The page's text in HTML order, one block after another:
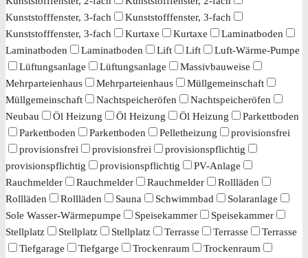
Kunststofffenster, 3-fach
Kunststofffenster, 3-fach
Kunststofffenster, 3-fach
Kurtaxe Kurtaxe
Laminatboden
Laminatboden
Laminatboden Lift Lift
Luft-Wärme-Pumpe
Lüftungsanlage
Lüftungsanlage
Massivbauweise
Mehrparteienhaus
Mehrparteienhaus
Müllgemeinschaft
Müllgemeinschaft
Nachtspeicheröfen
Nachtspeicheröfen
Neubau
Öl Heizung Öl Heizung Öl Heizung
Parkettboden
Parkettboden
Parkettboden Pelletheizung
provisionsfrei
provisionsfrei
provisionsfrei
provisionspflichtig
provisionspflichtig
provisionspflichtig
PV-Anlage
Rauchmelder
Rauchmelder Rauchmelder
Rollläden
Rollläden
Rollläden Sauna Schwimmbad
Solaranlage
Sole Wasser-Wärmepumpe
Speisekammer
Speisekammer
Stellplatz
Stellplatz Stellplatz Terrasse Terrasse
Terrasse
Tiefgarage
Tiefgarge Trockenraum Trockenraum